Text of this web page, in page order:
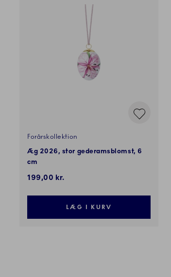
Forårskollektion
Æg 2026, stor gederamsblomst, 6
cm
199,00 kr.
LÆG I KURV